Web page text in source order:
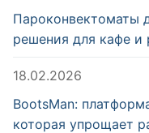
Пароконвектоматы
решения для кафе и
18.02.2026
BootsMan:
которая упрощает